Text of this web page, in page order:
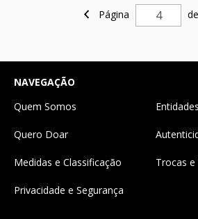
Página
NAVEGAÇÃO
Quem Somos
Quero Doar
Medidas e Classificação Trocas
Privacidade e Segurança